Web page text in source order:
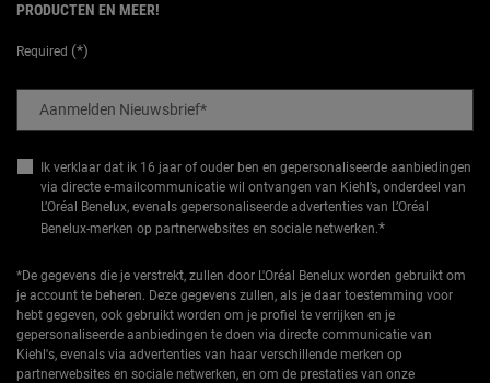
PRODUCTEN EN MEER!
Required (*)
Aanmelden Nieuwsbrief*
Ik verklaar dat ik 16 jaar of ouder ben en gepersonaliseerde aanbiedingen
via directe e-mailcommunicatie wil ontvangen van Kiehl’s, onderdeel van
L’Oréal Benelux, evenals gepersonaliseerde advertenties van L’Oréal
Benelux-merken op partnerwebsites en sociale netwerken.*
*De gegevens die je verstrekt, zullen door L'Oréal Benelux worden gebruikt om
je account te beheren. Deze gegevens zullen, als je daar toestemming voor
hebt gegeven, ook gebruikt worden om je profiel te verrijken en je
gepersonaliseerde aanbiedingen te doen via directe communicatie van
Kiehl's, evenals via advertenties van haar verschillende merken op
partnerwebsites en sociale netwerken, en om de prestaties van onze